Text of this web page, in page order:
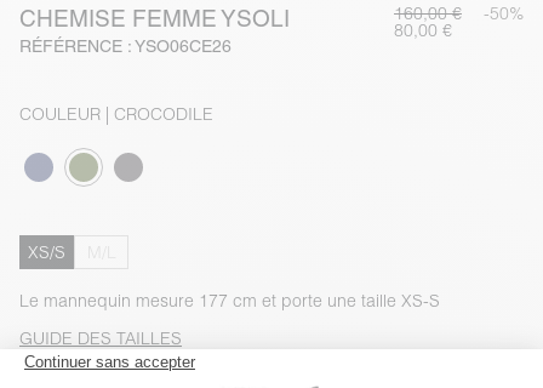
CHEMISE FEMME YSOLI
RÉFÉRENCE : YSO06CE26
160,00 € -50%
80,00 €
COULEUR | CROCODILE
XS/S
Le mannequin mesure 177 cm et porte une taille XS-S
GUIDE DES TAILLES
Livraison estiméeentre le mercredi 12 août et le vendredi 14